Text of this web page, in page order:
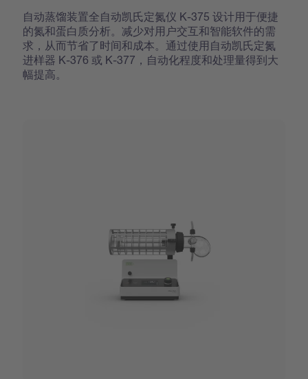
自动蒸馏装置全自动凯氏定氮仪 K-375 设计用于便捷
的氮和蛋白质分析。减少对用户交互和智能软件的需
求，从而节省了时间和成本。通过使用自动凯氏定氮
进样器 K-376 或 K-377，自动化程度和处理量得到大
幅提高。